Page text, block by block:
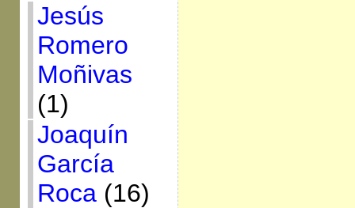
Jesús
Romero
Moñivas
(1)
Joaquín
García
Roca(16)